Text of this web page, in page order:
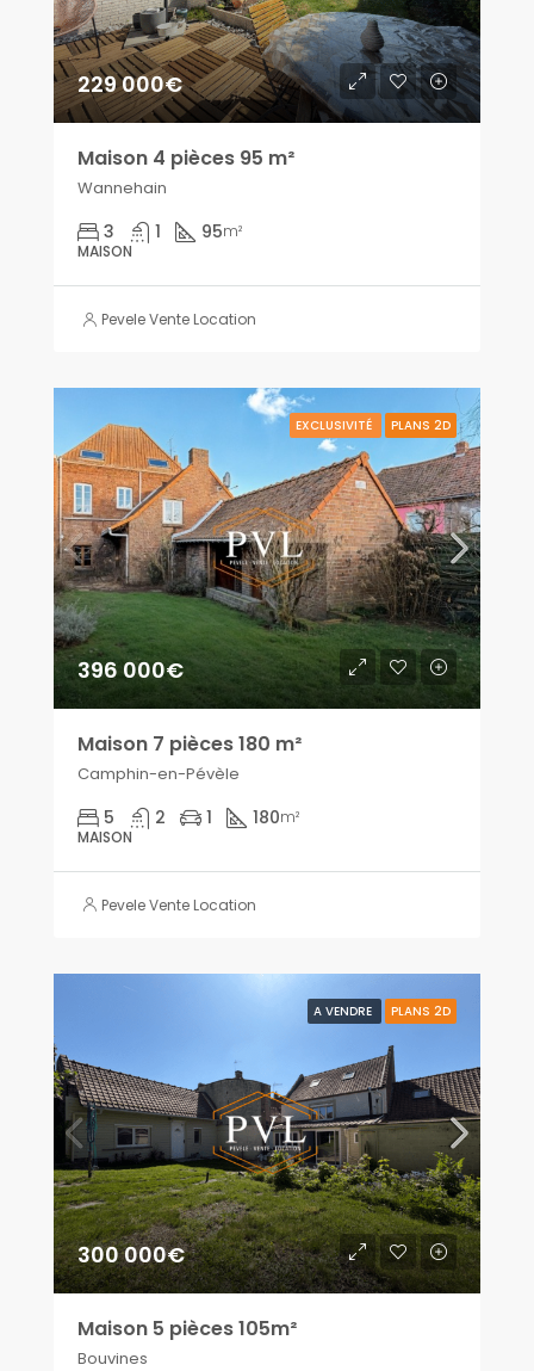
229 000€
Maison 4 pièces 95 m²
Wannehain
3 1 95m²
MAISON
Pevele Vente Location
EXCLUSIVITÉ PLANS 2D
396 000€
Maison 7 pièces 180 m²
Camphin-en-Pévèle
5 2 1 180m²
MAISON
Pevele Vente Location
A VENDRE PLANS 2D
300 000€
Maison 5 pièces 105m²
Bouvines